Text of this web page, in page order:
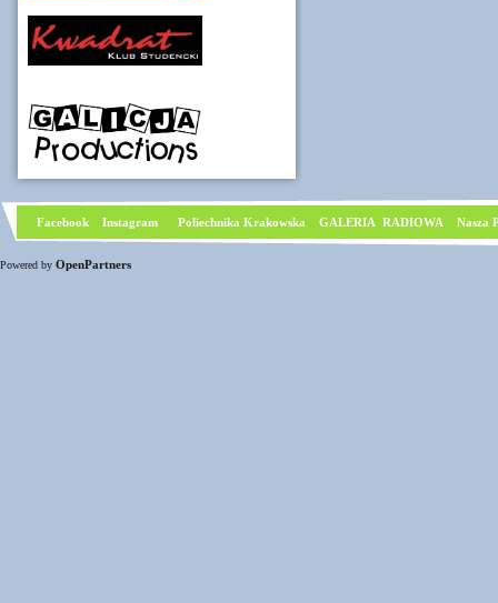
Facebook Instagram Poliechnika Krakowska GALERIA RADIOWA Nasza
Powered by OpenPartners